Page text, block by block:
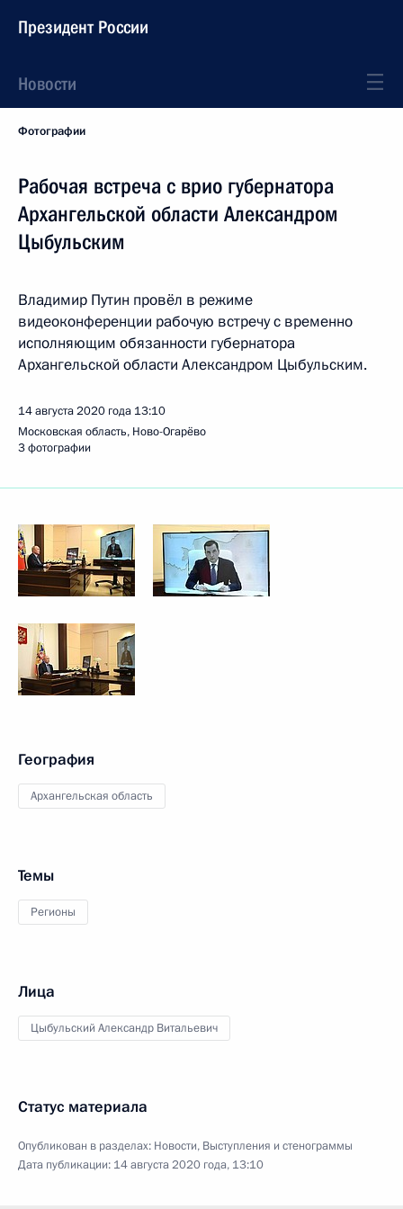
Президент России
Новости
Фотографии
Рабочая встреча с врио губернатора
Архангельской области Александром
Цыбульским
Владимир Путин провёл в режиме
видеоконференции рабочую встречу с временно
исполняющим обязанности губернатора
Архангельской области Александром Цыбульским.
14 августа 2020 года 13:10
Московская область, Ново-Огарёво
3 фотографии
География
Архангельская область
Темы
Регионы
Лица
Цыбульский Александр Витальевич
Статус материала
Опубликован в разделах: Новости, Выступления и стенограммы
Дата публикации: 14 августа 2020 года, 13:10